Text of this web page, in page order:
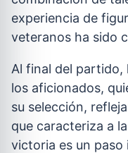
experiencia de
veteranos ha sido
Al final del partido,
los aficionados,
su selección,
que caracteriza a
victoria es un